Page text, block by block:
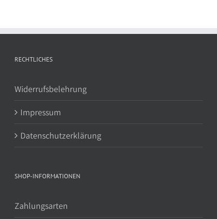
RECHTLICHES
Widerrufsbelehrung
Impressum
Datenschutzerklärung
SHOP-INFORMATIONEN
Zahlungsarten